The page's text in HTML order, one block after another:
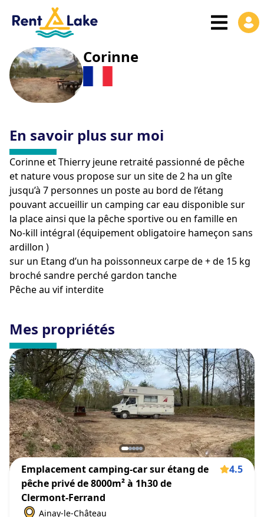
Corinne
En savoir plus sur moi
Corinne et Thierry jeune retraité passionné de pêche
et nature vous propose sur un site de 2 ha un gîte
jusqu’à 7 personnes un poste au bord de l’étang
pouvant accueillir un camping car eau disponible sur
la place ainsi que la pêche sportive ou en famille en
No-kill intégral (équipement obligatoire hameçon sans
ardillon )
sur un Etang d’un ha poissonneux carpe de + de 15 kg
broché sandre perché gardon tanche
Pêche au vif interdite
Mes propriétés
Emplacement camping-car sur étang de
pêche privé de 8000m² à 1h30 de
Clermont-Ferrand
4.5
Ainay-le-Château